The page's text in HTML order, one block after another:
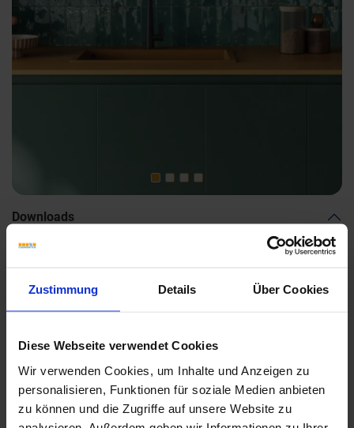
Zustimmung Details Über Cookies
Diese Webseite verwendet Cookies
Wir verwenden Cookies, um Inhalte und Anzeigen zu
personalisieren, Funktionen für soziale Medien anbieten
zu können und die Zugriffe auf unsere Website zu
Downloads